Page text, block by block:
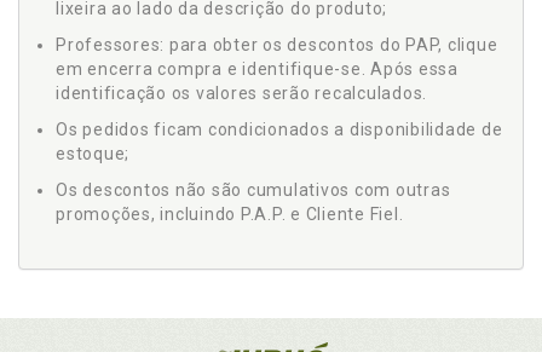
lixeira ao lado da descrição do produto;
Professores: para obter os descontos do PAP, clique
em encerra compra e identifique-se. Após essa
identificação os valores serão recalculados.
Os pedidos ficam condicionados a disponibilidade de
estoque;
Os descontos não são cumulativos com outras
promoções, incluindo P.A.P. e Cliente Fiel.